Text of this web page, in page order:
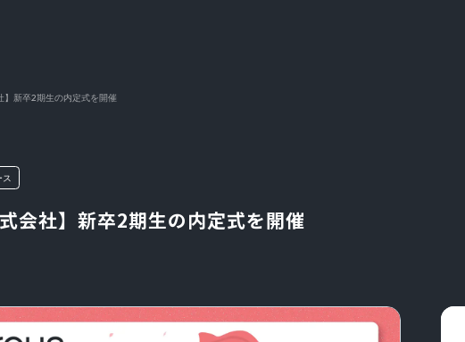
新卒2期生の内定式を開催
ス
会社】新卒2期生の内定式を開催